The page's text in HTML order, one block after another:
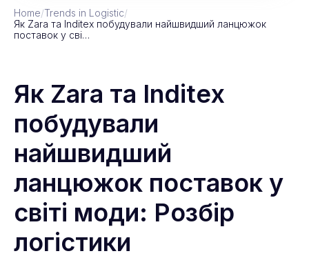
Home/Trends in Logistic/
Як Zara та Inditex побудували найшвидший ланцюжок
поставок у сві…
Як Zara та Inditex
побудували
найшвидший
ланцюжок поставок у
світі моди: Розбір
логістики